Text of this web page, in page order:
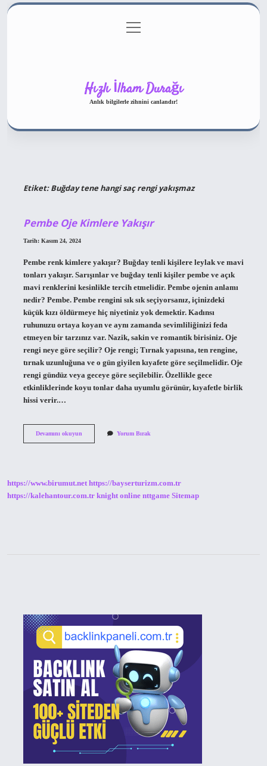
Gizlilik Politikası
menüyü
aç
Hızlı İlham Durağı
Anlık bilgilerle zihnini canlandır!
Etiket:Buğday tene hangi saç rengi yakışmaz
Pembe Oje Kimlere Yakışır
Tarih: Kasım 24, 2024
Pembe renk kimlere yakışır? Buğday tenli kişilere leylak ve mavi
tonları yakışır. Sarışınlar ve buğday tenli kişiler pembe ve açık
mavi renklerini kesinlikle tercih etmelidir. Pembe ojenin anlamı
nedir? Pembe. Pembe rengini sık sık seçiyorsanız, içinizdeki
küçük kızı öldürmeye hiç niyetiniz yok demektir. Kadınsı
ruhunuzu ortaya koyan ve aynı zamanda sevimliliğinizi feda
etmeyen bir tarzınız var. Nazik, sakin ve romantik birisiniz. Oje
rengi neye göre seçilir? Oje rengi; Tırnak yapısına, ten rengine,
tırnak uzunluğuna ve o gün giyilen kıyafete göre seçilmelidir. Oje
rengi gündüz veya geceye göre seçilebilir. Özellikle gece
etkinliklerinde koyu tonlar daha uyumlu görünür, kıyafetle birlik
hissi verir.…
Devamını okuyunPembe
Yorum Bırak
https://www.birumut.net https://bayserturizm.com.tr
https://kalehantour.com.tr knight online nttgame Sitemap